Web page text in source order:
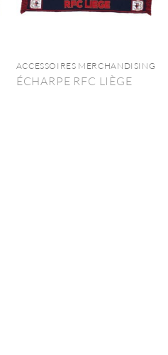
ACCESSOIRES MERCHANDISING
ÉCHARPE RFC LIÈGE